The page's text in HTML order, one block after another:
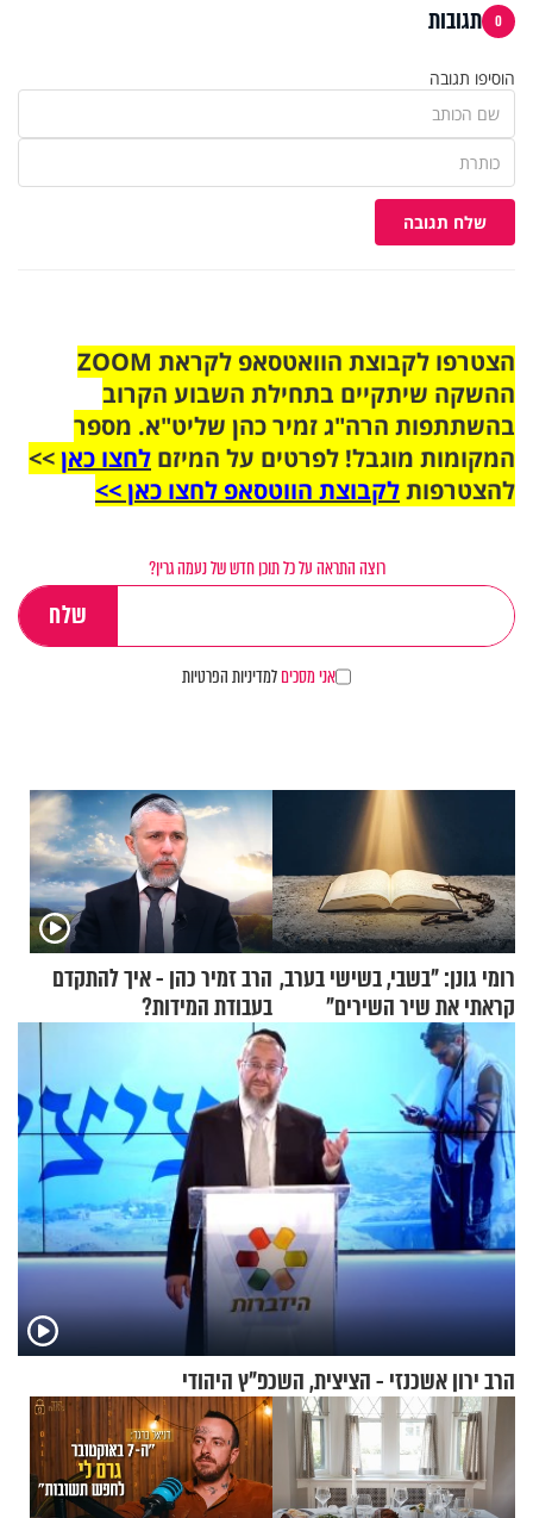
0 תגובות
הוסיפו תגובה
שלח תגובה
הצטרפו לקבוצת הוואטסאפ לקראת ZOOM
ההשקה שיתקיים בתחילת השבוע הקרוב
בהשתתפות הרה"ג זמיר כהן שליט"א. מספר
המקומות מוגבל! לפרטים על המיזם לחצו כאן>>
להצטרפותלקבוצת הווטסאפ לחצו כאן >>
רוצה התראה על כל תוכן חדש של נעמה גרין?
אני מסכיםלמדיניות הפרטיות
רומי גונן: "בשבי, בשישי בערב,
קראתי את שיר השירים"
הרב זמיר כהן - איך להתקדם
בעבודת המידות?
הרב ירון אשכנזי - הציצית, השכפ"ץ היהודי